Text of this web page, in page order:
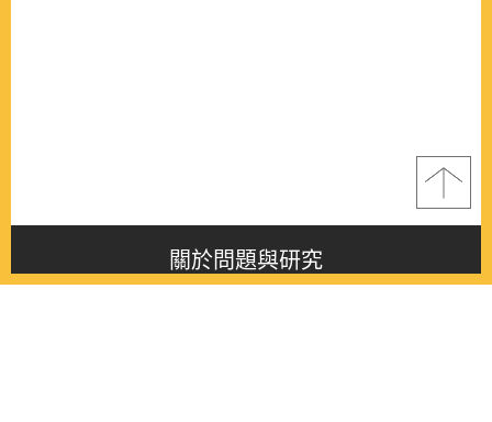
關於問題與研究
About this journal